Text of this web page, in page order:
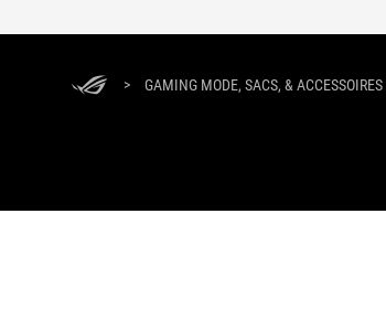
> GAMING MODE, SACS, & ACCESSOIRES